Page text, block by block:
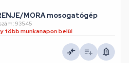
MORA mosogatógép
93545
több munkanapon belül